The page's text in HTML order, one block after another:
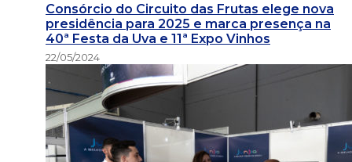
Consórcio do Circuito das Frutas elege nova
presidência para 2025 e marca presença na
40ª Festa da Uva e 11ª Expo Vinhos
22/05/2024